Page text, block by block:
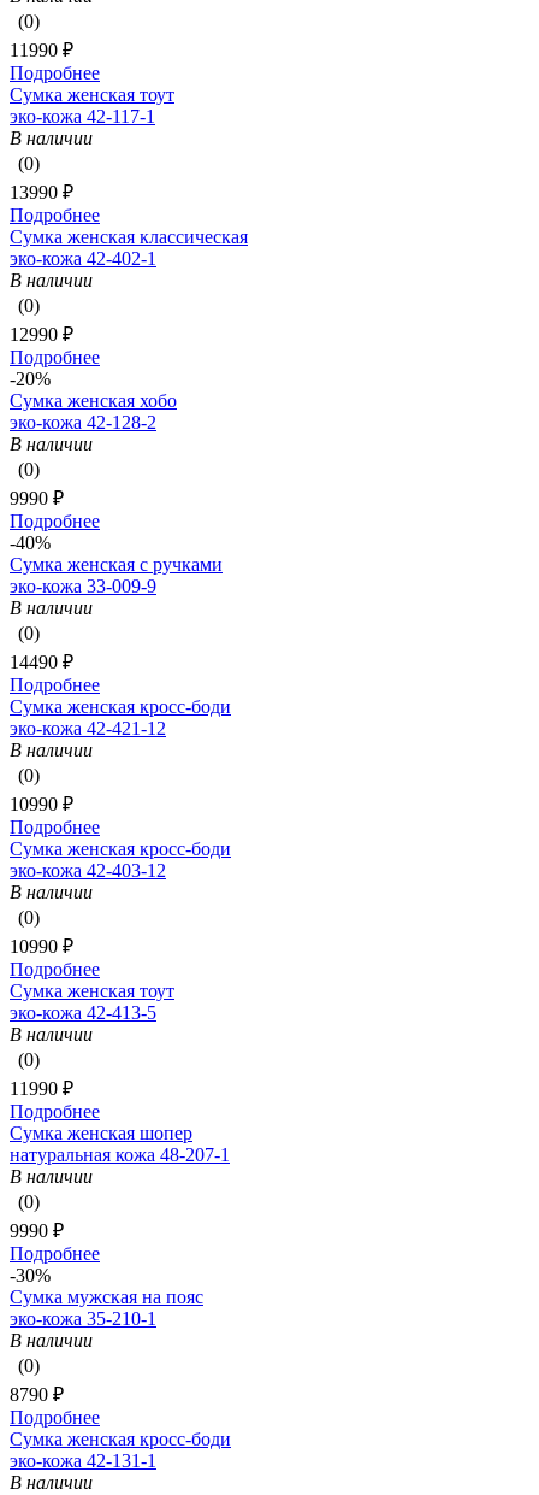
(0)
11990 ₽
Подробнее
Сумка женская тоут
эко-кожа 42-117-1
В наличии
(0)
13990 ₽
Подробнее
Сумка женская классическая
эко-кожа 42-402-1
В наличии
(0)
12990 ₽
Подробнее
-20%
Сумка женская хобо
эко-кожа 42-128-2
В наличии
(0)
9990 ₽
Подробнее
-40%
Сумка женская с ручками
эко-кожа 33-009-9
В наличии
(0)
14490 ₽
Подробнее
Сумка женская кросс-боди
эко-кожа 42-421-12
В наличии
(0)
10990 ₽
Подробнее
Сумка женская кросс-боди
эко-кожа 42-403-12
В наличии
(0)
10990 ₽
Подробнее
Сумка женская тоут
эко-кожа 42-413-5
В наличии
(0)
11990 ₽
Подробнее
Сумка женская шопер
натуральная кожа 48-207-1
В наличии
(0)
9990 ₽
Подробнее
-30%
Сумка мужская на пояс
эко-кожа 35-210-1
В наличии
(0)
8790 ₽
Подробнее
Сумка женская кросс-боди
эко-кожа 42-131-1
В наличии